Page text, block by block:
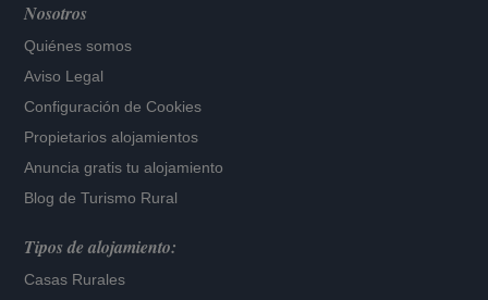
Nosotros
Quiénes somos
Aviso Legal
Configuración de Cookies
Propietarios alojamientos
Anuncia gratis tu alojamiento
Blog de Turismo Rural
Tipos de alojamiento:
Casas Rurales